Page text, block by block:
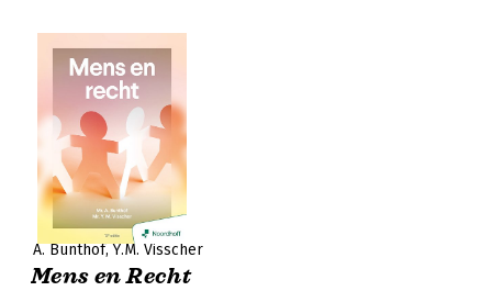
A. Bunthof Y.M. Visscher
Mens en Recht